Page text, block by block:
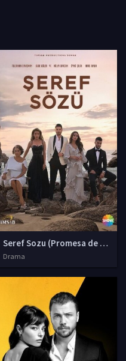
Seref Sozu (Promesa de honor)
Drama